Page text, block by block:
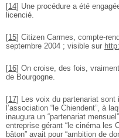
[14] Une procédure a été
licencié.
[15] Citizen Carmes, compte-
septembre 2004 ; visible sur
[16] On croise, des fois,
de Bourgogne.
[17] Les voix du partenariat
l’association “le Chiendent”, à
inaugura un “partenariat
entreprise gérant “le cinéma les
bâton” avait pour “ambition de